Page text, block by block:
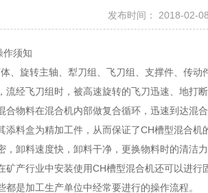
发布时间： 2018-
须知
、旋转主轴、犁刀组、飞刀组、支撑件、传
流经飞刀组时，被高速旋转的飞刀迅速、地打
合物料在混合机内部做复合循环，迅速到达混
添料盒为精加工件，从而保证了CH槽型混合
，卸料速度快，卸料干净，更换物料时的清洁
矿产行业中安装使用CH槽型混合机还可以进
都是加工生产单位中经常要进行的操作流程。